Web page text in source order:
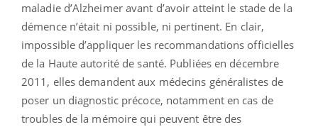
maladie d’Alzheimer avant d’avoir atteint le stade de la
démence n’était ni possible, ni pertinent. En clair,
impossible d’appliquer les recommandations officielles
de la Haute autorité de santé. Publiées en décembre
2011, elles demandent aux médecins généralistes de
poser un diagnostic précoce, notamment en cas de
troubles de la mémoire qui peuvent être des